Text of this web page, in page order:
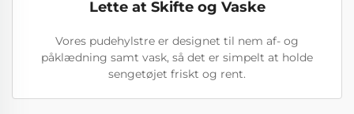
Lette at Skifte og Vaske
Vores pudehylstre er designet til nem af- og
påklædning samt vask, så det er simpelt at holde
sengetøjet friskt og rent.